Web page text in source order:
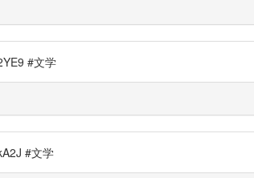
#文学
#文学